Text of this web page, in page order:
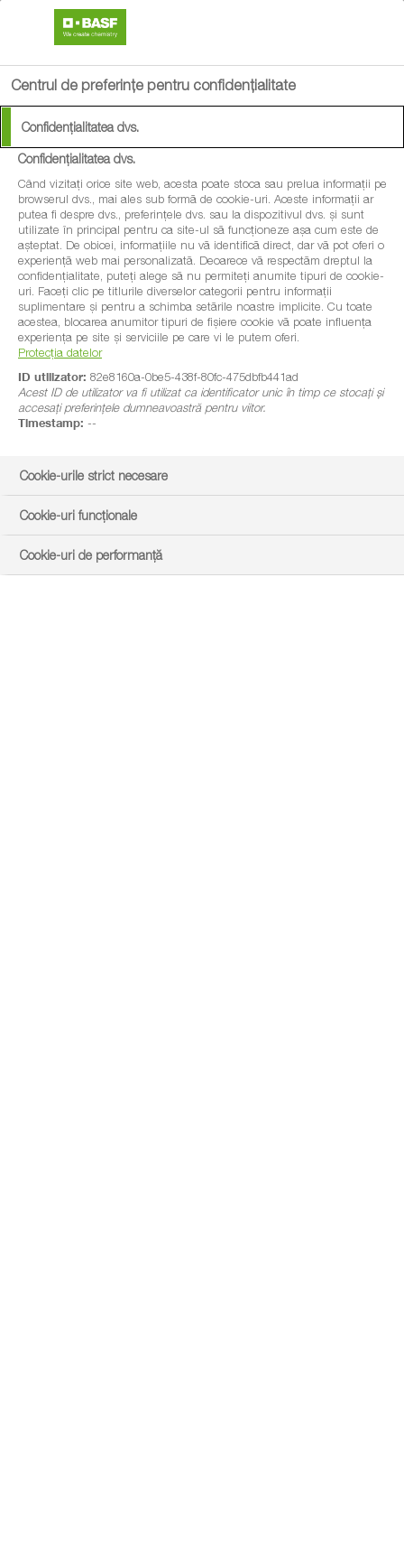
Centrul de preferințe pentru confidențialitate
Confidențialitatea dvs.
Confidențialitatea dvs.
Când vizitați orice site web, acesta poate stoca sau prelua informații pe
browserul dvs., mai ales sub formă de cookie-uri. Aceste informații ar
putea fi despre dvs., preferințele dvs. sau la dispozitivul dvs. și sunt
utilizate în principal pentru ca site-ul să funcționeze așa cum este de
așteptat. De obicei, informațiile nu vă identifică direct, dar vă pot oferi o
experiență web mai personalizată. Deoarece vă respectăm dreptul la
confidențialitate, puteți alege să nu permiteți anumite tipuri de cookie-
uri. Faceți clic pe titlurile diverselor categorii pentru informații
suplimentare și pentru a schimba setările noastre implicite. Cu toate
acestea, blocarea anumitor tipuri de fișiere cookie vă poate influența
experiența pe site și serviciile pe care vi le putem oferi.
Protecția datelor
ID utilizator: 82e8160a-0be5-438f-80fc-475dbfb441ad
Acest ID de utilizator va fi utilizat ca identificator unic în timp ce stocați și
accesați preferințele dumneavoastră pentru viitor.
Timestamp: --
Cookie-urile strict necesare
Cookie-uri funcționale
Cookie-uri de performanță